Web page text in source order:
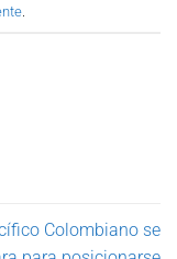
.
Colombiano se